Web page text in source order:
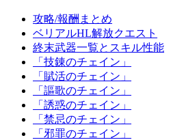
攻略/報酬まとめ
ベリアルHL解放クエスト
終末武器一覧とスキル性能
「技錬のチェイン」
「賦活のチェイン」
「謳歌のチェイン」
「誘惑のチェイン」
「禁忌のチェイン」
「邪罪のチェイン」